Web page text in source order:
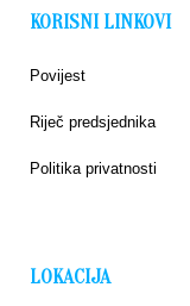
KORISNI LINKOVI
Povijest
Riječ predsjednika
Politika privatnosti
LOKACIJA